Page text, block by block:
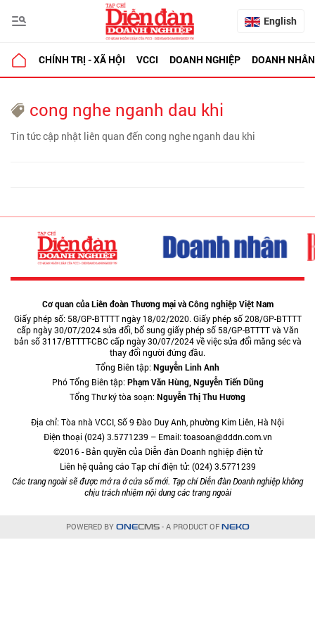
English
CHÍNH TRỊ - XÃ HỘI VCCI DOANH NGHIỆP DOANH NHÂN
cong nghe nganh dau khi
Tin tức cập nhật liên quan đến cong nghe nganh dau khi
Cơ quan của Liên đoàn Thương mại và Công nghiệp Việt Nam
Giấy phép số: 58/GP-BTTTT ngày 18/02/2020. Giấy phép số 208/GP-BTTTT
cấp ngày 30/07/2024 sửa đổi, bổ sung giấy phép số 58/GP-BTTTT và Văn
bản số 3117/BTTTT-CBC cấp ngày 30/07/2024 về việc sửa đổi măng séc và
thay đổi người đứng đầu.
Tổng Biên tập:Nguyễn Linh Anh
Phó Tổng Biên tập:Phạm Văn Hùng, Nguyễn Tiến Dũng
Tổng Thư ký tòa soạn:Nguyễn Thị Thu Hương
Địa chỉ: Tòa nhà VCCI, Số 9 Đào Duy Anh, phường Kim Liên, Hà Nội
Điện thoại (024) 3.5771239 – Email: toasoan@dddn.com.vn
©2016 - Bản quyền của Diễn đàn Doanh nghiệp điện tử
Liên hệ quảng cáo Tạp chí điện tử: (024) 3.5771239
Các trang ngoài sẽ được mở ra ở cửa sổ mới. Tạp chí Diễn đàn Doanh nghiệp không
chịu trách nhiệm nội dung các trang ngoài
POWERED BY ONECMS- A PRODUCT OF NEKO